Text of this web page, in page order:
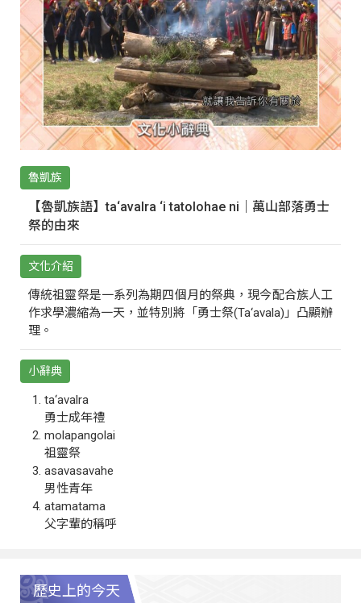
魯凱族
【魯凱族語】ta‘avalra ‘i tatolohae ni｜萬山部落勇士
祭的由來
文化介紹
傳統祖靈祭是一系列為期四個月的祭典，現今配合族人工
作求學濃縮為一天，並特別將「勇士祭(Ta‘avala)」凸顯辦
理。
小辭典
ta‘avalra
勇士成年禮
molapangolai
祖靈祭
asavasavahe
男性青年
atamatama
父字輩的稱呼
歷史上的今天